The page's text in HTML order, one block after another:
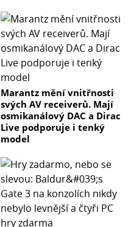
Marantz mění vnitřnosti
svých AV receiverů. Mají
osmikanálový DAC a Dirac
Live podporuje i tenký
model